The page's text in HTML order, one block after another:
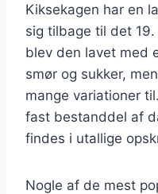
Kiksekagen har en
sig tilbage til det
blev den lavet med
smør og sukker,
mange variationer
fast bestanddel af
findes i utallige
Nogle af de mest